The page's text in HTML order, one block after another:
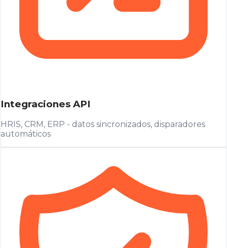
Integraciones API
HRIS, CRM, ERP - datos sincronizados, disparadores
automáticos